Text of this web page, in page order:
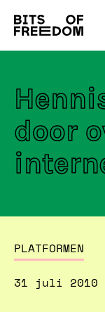
Search
for:
door
PLATFORMEN
31 juli 2010